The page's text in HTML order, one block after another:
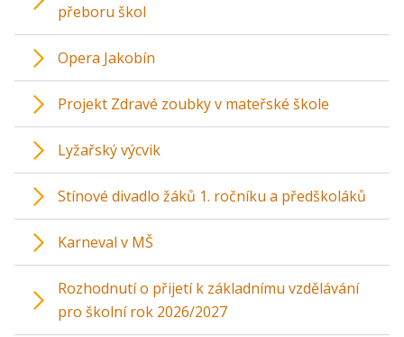
přeboru škol
Opera Jakobín
Projekt Zdravé zoubky v mateřské škole
Lyžařský výcvik
Stínové divadlo žáků 1. ročníku a předškoláků
Karneval v MŠ
Rozhodnutí o přijetí k základnímu vzdělávání
pro školní rok 2026/2027